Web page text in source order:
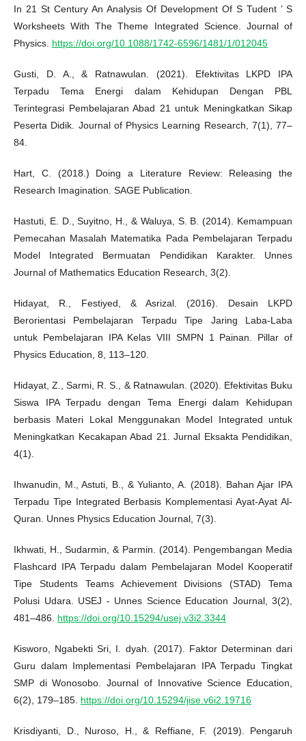
In 21 St Century An Analysis Of Development Of S Tudent ’ S
Worksheets With The Theme Integrated Science. Journal of
Physics. https://doi.org/10.1088/1742-6596/1481/1/012045
Gusti, D. A., & Ratnawulan. (2021). Efektivitas LKPD IPA
Terpadu Tema Energi dalam Kehidupan Dengan PBL
Terintegrasi Pembelajaran Abad 21 untuk Meningkatkan Sikap
Peserta Didik. Journal of Physics Learning Research, 7(1), 77–
84.
Hart, C. (2018.) Doing a Literature Review: Releasing the
Research Imagination. SAGE Publication.
Hastuti, E. D., Suyitno, H., & Waluya, S. B. (2014). Kemampuan
Pemecahan Masalah Matematika Pada Pembelajaran Terpadu
Model Integrated Bermuatan Pendidikan Karakter. Unnes
Journal of Mathematics Education Research, 3(2).
Hidayat, R., Festiyed, & Asrizal. (2016). Desain LKPD
Berorientasi Pembelajaran Terpadu Tipe Jaring Laba-Laba
untuk Pembelajaran IPA Kelas VIII SMPN 1 Painan. Pillar of
Physics Education, 8, 113–120.
Hidayat, Z., Sarmi, R. S., & Ratnawulan. (2020). Efektivitas Buku
Siswa IPA Terpadu dengan Tema Energi dalam Kehidupan
berbasis Materi Lokal Menggunakan Model Integrated untuk
Meningkatkan Kecakapan Abad 21. Jurnal Eksakta Pendidikan,
4(1).
Ihwanudin, M., Astuti, B., & Yulianto, A. (2018). Bahan Ajar IPA
Terpadu Tipe Integrated Berbasis Komplementasi Ayat-Ayat Al-
Quran. Unnes Physics Education Journal, 7(3).
Ikhwati, H., Sudarmin, & Parmin. (2014). Pengembangan Media
Flashcard IPA Terpadu dalam Pembelajaran Model Kooperatif
Tipe Students Teams Achievement Divisions (STAD) Tema
Polusi Udara. USEJ - Unnes Science Education Journal, 3(2),
481–486. https://doi.org/10.15294/usej.v3i2.3344
Kisworo, Ngabekti Sri, I. dyah. (2017). Faktor Determinan dari
Guru dalam Implementasi Pembelajaran IPA Terpadu Tingkat
SMP di Wonosobo. Journal of Innovative Science Education,
6(2), 179–185. https://doi.org/10.15294/jise.v6i2.19716
Krisdiyanti, D., Nuroso, H., & Reffiane, F. (2019). Pengaruh